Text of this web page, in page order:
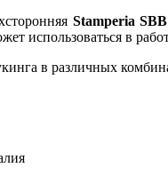
Stamperia
использоваться в
в различных